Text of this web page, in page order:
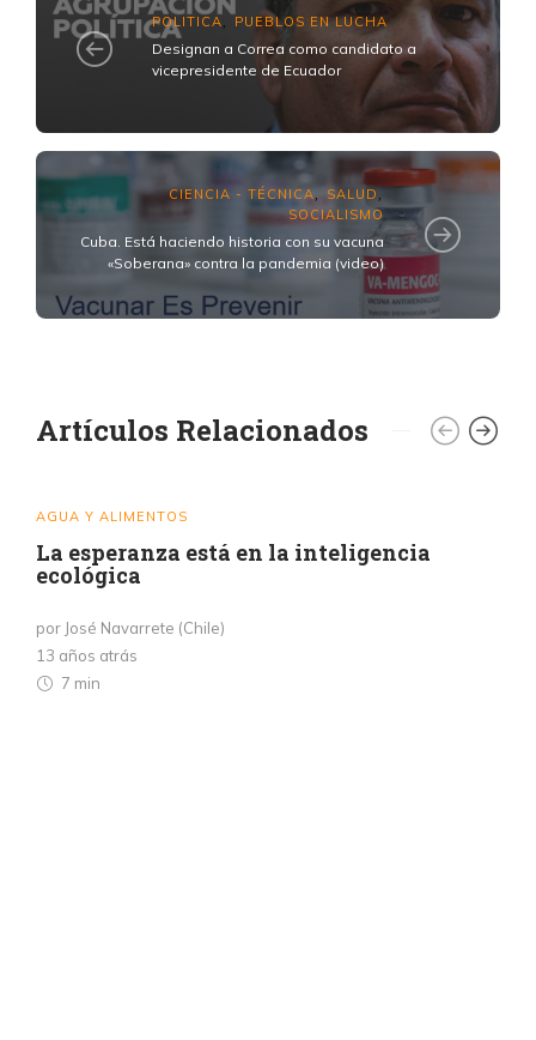
POLITICA PUEBLOS EN LUCHA
Designan a Correa como candidato a
vicepresidente de Ecuador
CIENCIA - TÉCNICA SALUD
SOCIALISMO
Cuba. Está haciendo historia con su vacuna
«Soberana» contra la pandemia (video)
Artículos Relacionados
AGUA Y ALIMENTOS
La esperanza está en la inteligencia
ecológica
por José Navarrete (Chile)
13 años atrás
7 min